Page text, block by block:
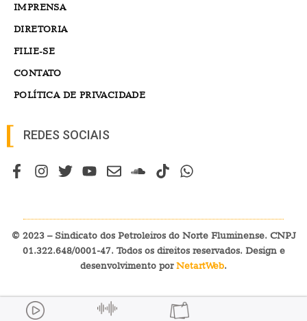
IMPRENSA
DIRETORIA
FILIE-SE
CONTATO
POLÍTICA DE PRIVACIDADE
REDES SOCIAIS
© 2023 – Sindicato dos Petroleiros do Norte Fluminense. CNPJ
01.322.648/0001-47. Todos os direitos reservados. Design e
desenvolvimento porNetartWeb.